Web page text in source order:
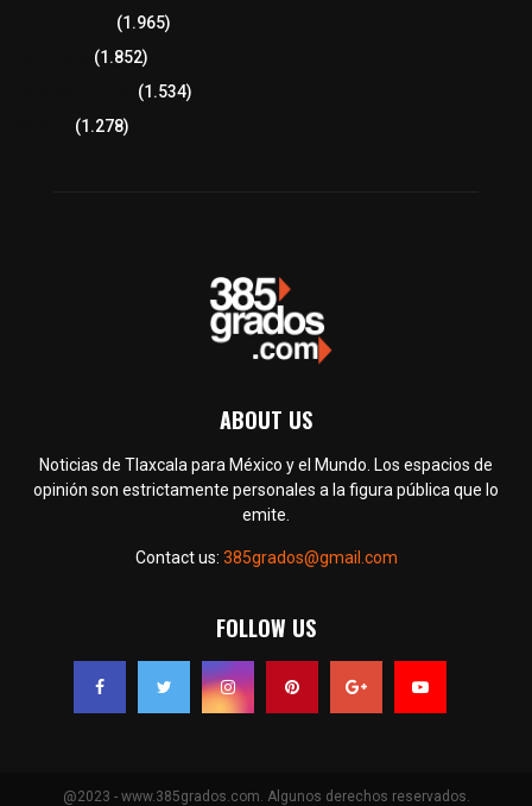
(1.965)
(1.852)
(1.534)
(1.278)
ABOUT US
Noticias de Tlaxcala para México y el Mundo. Los espacios de
opinión son estrictamente personales a la figura pública que lo
emite.
Contact us: 385grados@gmail.com
FOLLOW US
@2023 - www.385grados.com. Algunos derechos reservados.